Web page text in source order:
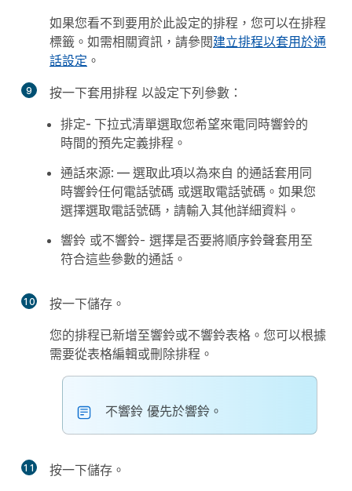
如果您看不到要用於此設定的排程，您可以在排程
標籤。如需相關資訊，請參閱建立排程以套用於通
話設定 。
9 按一下套用排程 以設定下列參數：
排定- 下拉式清單選取您希望來電同時響鈴的
時間的預先定義排程。
通話來源: — 選取此項以為來自 的通話套用同
時響鈴任何電話號碼 或選取電話號碼。 如果您
選擇選取電話號碼 ，請輸入其他詳細資料。
響鈴 或不響鈴- 選擇是否要將順序鈴聲套用至
符合這些參數的通話。
10 按一下儲存 。
您的排程已新增至響鈴或不響鈴表格。您可以根據
需要從表格編輯或刪除排程。
不響鈴 優先於響鈴 。
11 按一下儲存 。